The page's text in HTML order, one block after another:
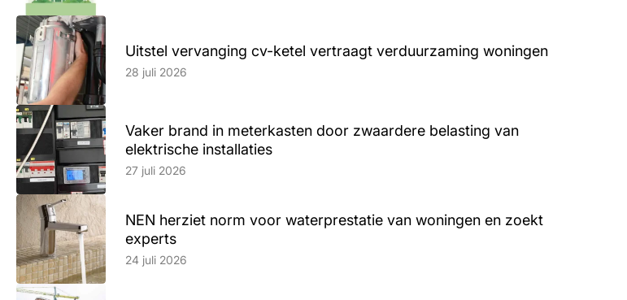
Uitstel vervanging cv-ketel vertraagt verduurzaming woningen
Lees artikel
28 juli 2026
Vaker brand in meterkasten door zwaardere belasting van
elektrische installaties
Lees artikel
27 juli 2026
NEN herziet norm voor waterprestatie van woningen en zoekt
experts
Lees artikel
24 juli 2026